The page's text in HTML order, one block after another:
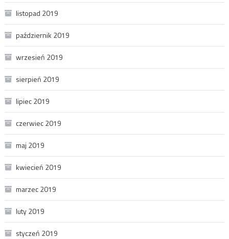
listopad 2019
październik 2019
wrzesień 2019
sierpień 2019
lipiec 2019
czerwiec 2019
maj 2019
kwiecień 2019
marzec 2019
luty 2019
styczeń 2019